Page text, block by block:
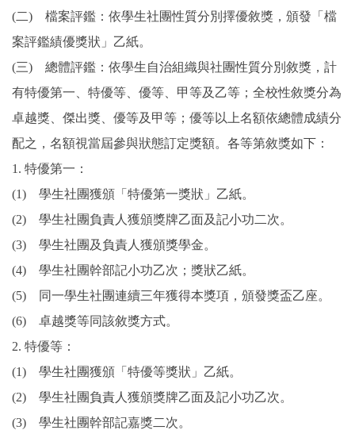
(二) 檔案評鑑：依學生社團性質分別擇優敘獎，頒發「檔
案評鑑績優獎狀」乙紙。
(三) 總體評鑑：依學生自治組織與社團性質分別敘獎，計
有特優第一、特優等、優等、甲等及乙等；全校性敘獎分為
卓越獎、傑出獎、優等及甲等；優等以上名額依總體成績分
配之，名額視當屆參與狀態訂定獎額。各等第敘獎如下：
1. 特優第一：
(1) 學生社團獲頒「特優第一獎狀」乙紙。
(2) 學生社團負責人獲頒獎牌乙面及記小功二次。
(3) 學生社團及負責人獲頒獎學金。
(4) 學生社團幹部記小功乙次；獎狀乙紙。
(5) 同一學生社團連續三年獲得本獎項，頒發獎盃乙座。
(6) 卓越獎等同該敘獎方式。
2. 特優等：
(1) 學生社團獲頒「特優等獎狀」乙紙。
(2) 學生社團負責人獲頒獎牌乙面及記小功乙次。
(3) 學生社團幹部記嘉獎二次。